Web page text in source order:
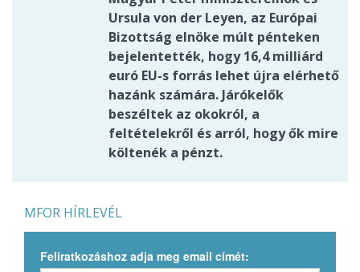
Ursula von der Leyen, az Európai
Bizottság elnöke múlt pénteken
bejelentették, hogy 16,4 milliárd
euró EU-s forrás lehet újra elérhető
hazánk számára. Járókelők
beszéltek az okokról, a
feltételekről és arról, hogy ők mire
költenék a pénzt.
MFOR HÍRLEVÉL
Feliratkozáshoz adja meg email címét: